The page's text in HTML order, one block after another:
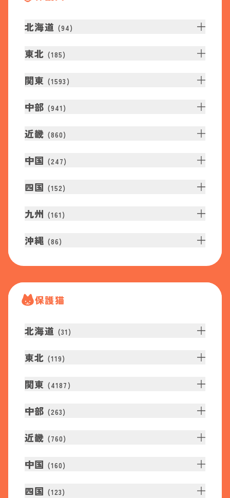
北海道 (94)
東北 (185)
関東 (1593 )
中部 (941 )
近畿 (860)
中国 (247)
四国 (152)
九州 (161 )
沖縄 (86)
保護猫
北海道 (31 )
東北 (119)
関東 (4187 )
中部 (263)
近畿 (760)
中国 (160)
四国 (123)